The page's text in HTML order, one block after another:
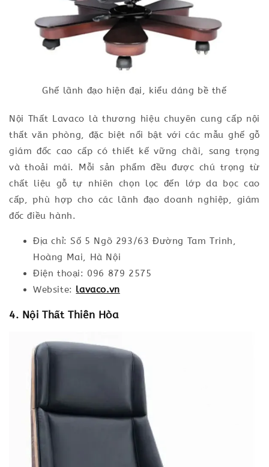
Ghế lãnh đạo hiện đại, kiểu dáng bề thế
Nội Thất Lavaco là thương hiệu chuyên cung cấp nội
thất văn phòng, đặc biệt nổi bật với các mẫu ghế gỗ
giám đốc cao cấp có thiết kế vững chãi, sang trọng
và thoải mái. Mỗi sản phẩm đều được chú trọng từ
chất liệu gỗ tự nhiên chọn lọc đến lớp da bọc cao
cấp, phù hợp cho các lãnh đạo doanh nghiệp, giám
đốc điều hành.
Địa chỉ: Số 5 Ngõ 293/63 Đường Tam Trinh,
Hoàng Mai, Hà Nội
Điện thoại: 096 879 2575
Website: lavaco.vn
4. Nội Thất Thiên Hòa